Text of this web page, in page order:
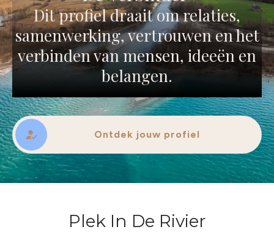
Dit profiel draait om relaties,
samenwerking, vertrouwen en het
verbinden van mensen, ideeën en
belangen.
Ontdek jouw profiel
Plek In De Rivier